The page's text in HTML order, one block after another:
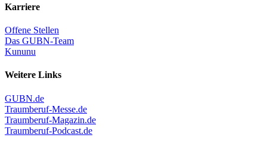
Karriere
Offene Stellen
Das GUBN-Team
Kununu
Weitere Links
GUBN.de
Traumberuf-Messe.de
Traumberuf-Magazin.de
Traumberuf-Podcast.de